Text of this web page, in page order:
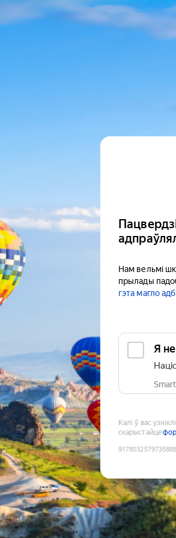
Нам вельмі
прылады
гэта магло
Я
Калі ў вас
скарыстайце